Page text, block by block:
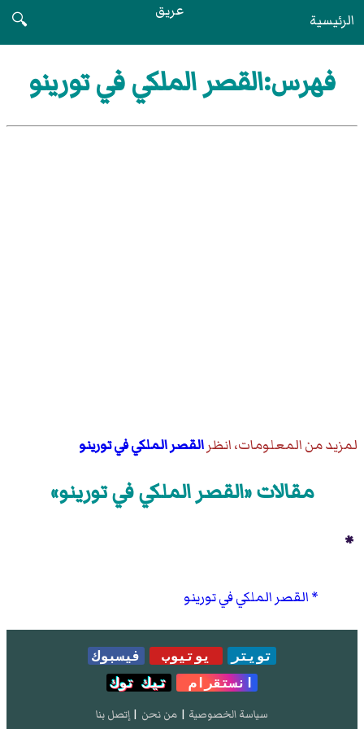
الرئيسية عريق
🔍
فهرس:القصر الملكي في تورينو
لمزيد من المعلومات، انظرالقصر الملكي في تورينو
مقالات «القصر الملكي في تورينو»
*
القصر الملكي في تورينو
تويتر يوتيوب
فيسبوك
انستقرام
تيك توك
سياسة الخصوصية | من نحن | إتصل بنا